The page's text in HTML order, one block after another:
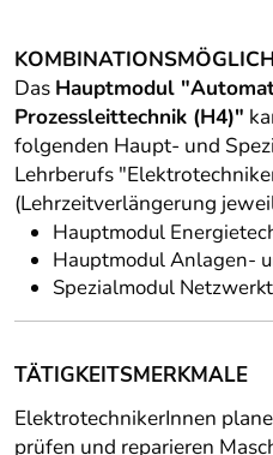
Das Hauptmodul
Prozessleittechnik (H4)"
folgenden Haupt- und
Lehrberufs
(Lehrzeitverlängerung
Hauptmodul
Hauptmodul Anlagen-
Spezialmodul
TÄTIGKEITSMERKMALE
ElektrotechnikerInnen
prüfen und reparieren